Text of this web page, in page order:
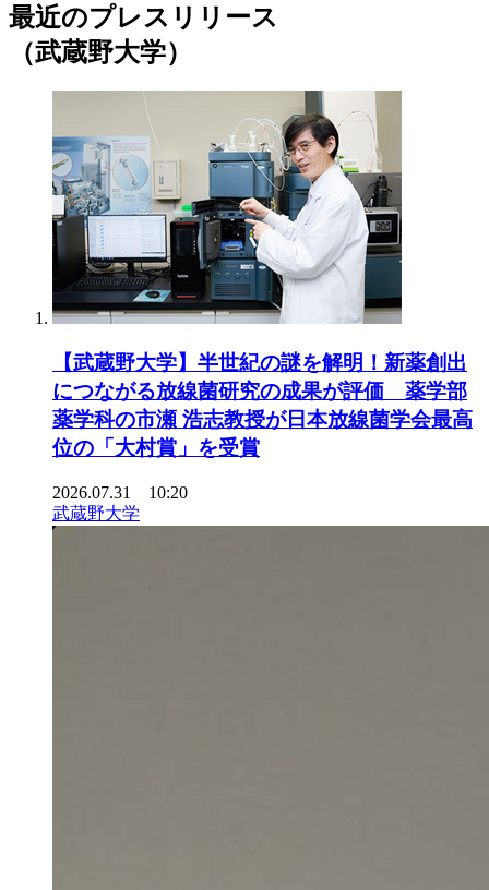
最近のプレスリリース
（武蔵野大学）
【武蔵野大学】半世紀の謎を解明！新薬創出
につながる放線菌研究の成果が評価 薬学部
薬学科の市瀬 浩志教授が日本放線菌学会最高
位の「大村賞」を受賞
2026.07.31 10:20
武蔵野大学